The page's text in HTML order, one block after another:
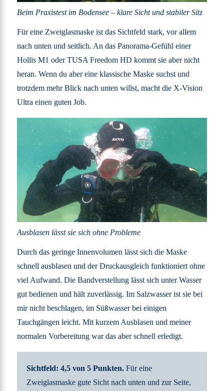
Beim Praxistest im Bodensee – klare Sicht und stabiler Sitz
Für eine Zweiglasmaske ist das Sichtfeld stark, vor allem
nach unten und seitlich. An das Panorama-Gefühl einer
Hollis M1 oder TUSA Freedom HD kommt sie aber nicht
heran. Wenn du aber eine klassische Maske suchst und
trotzdem mehr Blick nach unten willst, macht die X-Vision
Ultra einen guten Job.
Ausblasen lässt sie sich ohne Probleme
Durch das geringe Innenvolumen lässt sich die Maske
schnell ausblasen und der Druckausgleich funktioniert ohne
viel Aufwand. Die Bandverstellung lässt sich unter Wasser
gut bedienen und hält zuverlässig. Im Salzwasser ist sie bei
mir nicht beschlagen, im Süßwasser bei einigen
Tauchgängen leicht. Mit kurzem Ausblasen und meiner
normalen Vorbereitung war das aber schnell erledigt.
Sichtfeld: 4,5 von 5 Punkten. Für eine
Zweiglasmaske gute Sicht nach unten und zur Seite,